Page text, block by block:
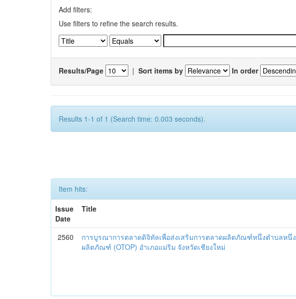
Add filters:
Use filters to refine the search results.
Results/Page | Sort items by In order
Results 1-1 of 1 (Search time: 0.003 seconds).
Item hits:
Issue
Date
Title
2560
การบูรณาการตลาดดิจิทัลเพื่อส่งเสริมการตลาดผลิตภัณฑ์หนึ่งตำบลหนึ่ง
ผลิตภัณฑ์ (OTOP) อำเภอแม่ริม จังหวัดเชียงใหม่